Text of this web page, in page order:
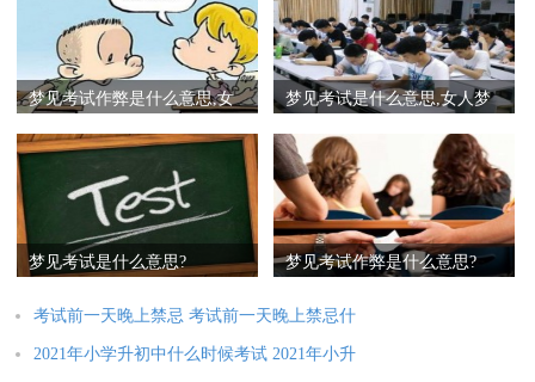
梦见考试作弊是什么意思,女
么预兆
梦见考试是什么意思,女人梦
么预兆
梦见考试是什么意思? 梦见考试作弊是什么意思?
考试前一天晚上禁忌 考试前一天晚上禁忌什
2021年小学升初中什么时候考试 2021年小升